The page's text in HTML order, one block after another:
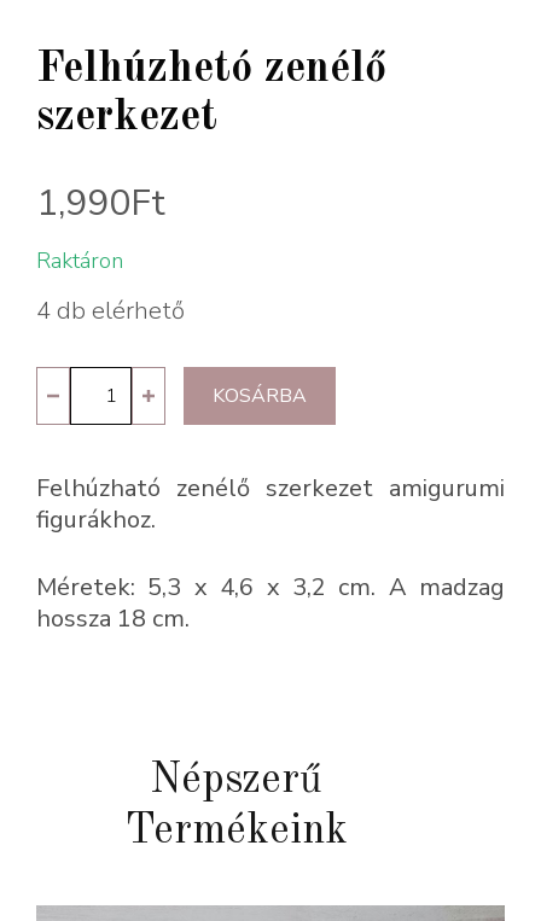
Felhúzhetó zenélő
szerkezet
1,990Ft
Raktáron
4 db elérhető
Felhúzhetó
zenélő
mennyiség
KOSÁRBA
Felhúzható zenélő szerkezet amigurumi
figurákhoz.
Méretek: 5,3 x 4,6 x 3,2 cm. A madzag
hossza 18 cm.
Népszerű
Termékeink